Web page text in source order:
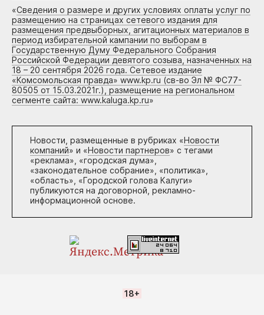
«Сведения о размере и других условиях оплаты услуг по
размещению на страницах сетевого издания для
размещения предвыборных, агитационных материалов в
период избирательной кампании по выборам в
Государственную Думу Федерального Собрания
Российской Федерации девятого созыва, назначенных на
18 – 20 сентября 2026 года. Сетевое издание
«Комсомольская правда» www.kp.ru (св-во Эл № ФС77-
80505 от 15.03.2021г.), размещение на региональном
сегменте сайта: www.kaluga.kp.ru»
Новости, размещенные в рубриках «Новости
компаний» и «Новости партнеров» с тегами
«реклама», «городская дума»,
«законодательное собрание», «политика»,
«область», «Городской голова Калуги»
публикуются на договорной, рекламно-
информационной основе.
18+